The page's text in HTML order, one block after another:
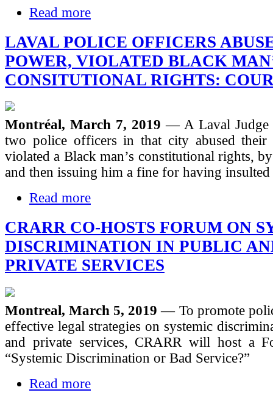
Read more
LAVAL POLICE OFFICERS
POWER, VIOLATED BLACK
CONSITUTIONAL RIGHTS:
Montréal, March 7, 2019— A Laval Judge
two police officers in that city abused their
violated a Black man’s constitutional rights,
and then issuing him a fine for having insulted
Read more
CRARR CO-HOSTS FORUM ON
DISCRIMINATION IN PUBLIC
PRIVATE SERVICES
Montreal, March 5, 2019— To promote
effective legal strategies on systemic
and private services, CRARR will host a
“Systemic Discrimination or Bad Service?”
Read more